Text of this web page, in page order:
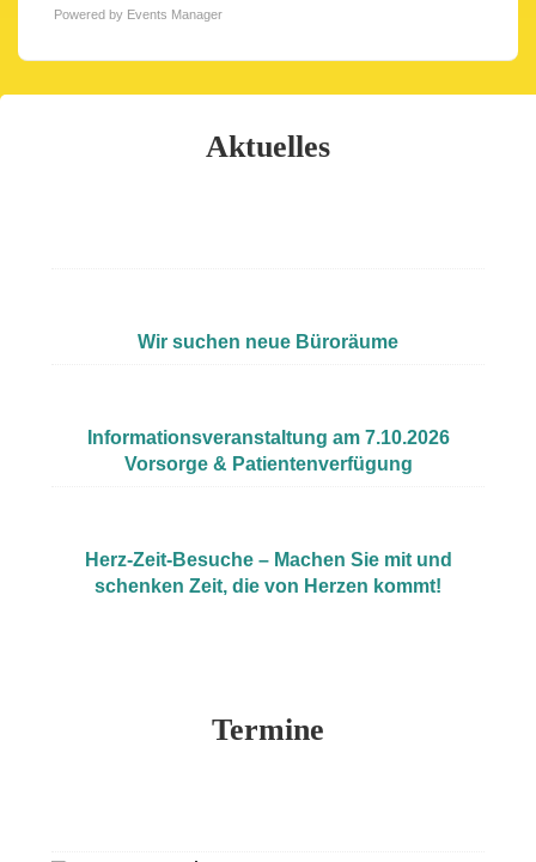
Powered by Events Manager
Aktuelles
Wir suchen neue Büroräume
Informationsveranstaltung am 7.10.2026
Vorsorge & Patientenverfügung
Herz-Zeit-Besuche – Machen Sie mit und
schenken Zeit, die von Herzen kommt!
Termine